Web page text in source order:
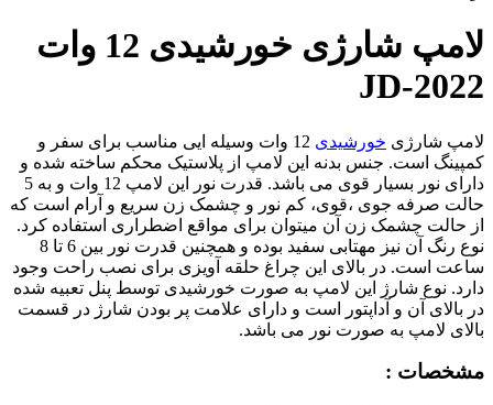
لامپ شارژی خورشیدی 12 وات
JD-2022
لامپ شارژی خورشیدی
12 وات وسیله ایی مناسب برای سفر و
کمپینگ است. جنس بدنه این لامپ از پلاستیک محکم ساخته شده و
دارای نور بسیار قوی می باشد. قدرت نور این لامپ 12 وات و به 5
حالت صرفه جوی ،قوی، کم نور و چشمک زن سریع و آرام است که
از حالت چشمک زن آن میتوان برای مواقع اضطراری استفاده کرد.
نوع رنگ آن نیز مهتابی سفید بوده و همچنین قدرت نور بین 6 تا 8
ساعت است. در بالای این چراغ حلقه آویزی برای نصب راحت وجود
دارد. نوع شارژ این لامپ به صورت خورشیدی توسط پنل تعبیه شده
در بالای آن و آداپتور است و دارای علامت پر بودن شارژ در قسمت
بالای لامپ به صورت نور می باشد.
مشخصات :